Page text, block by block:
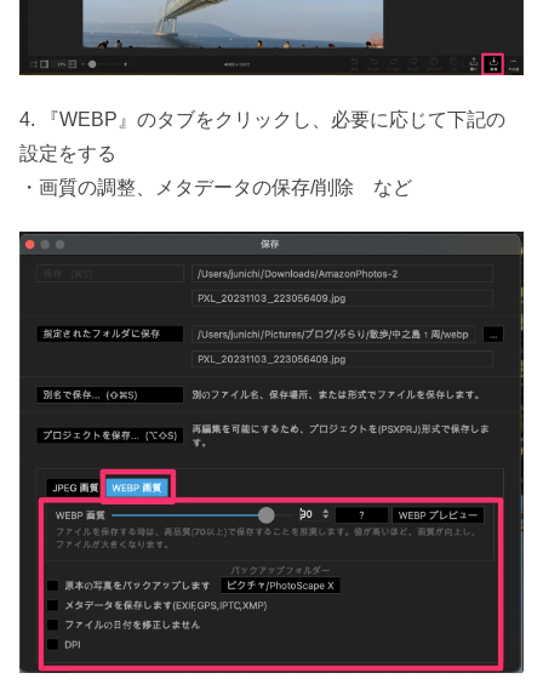
4. 『WEBP』のタブをクリックし、必要に応じて下記の
設定をする
・画質の調整、メタデータの保存/削除 など